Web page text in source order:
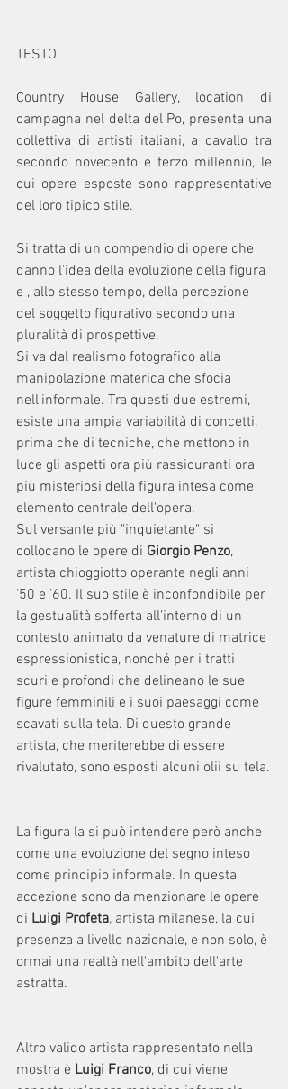
TESTO.
Country House Gallery, location di
campagna nel delta del Po, presenta una
collettiva di artisti italiani, a cavallo tra
secondo novecento e terzo millennio, le
cui opere esposte sono rappresentative
del loro tipico stile.
Si tratta di un compendio di opere che
danno l'idea della evoluzione della figura
e , allo stesso tempo, della percezione
del soggetto figurativo secondo una
pluralità di prospettive.
Si va dal realismo fotografico alla
manipolazione materica che sfocia
nell'informale. Tra questi due estremi,
esiste una ampia variabilità di concetti,
prima che di tecniche, che mettono in
luce gli aspetti ora più rassicuranti ora
più misteriosi della figura intesa come
elemento centrale dell'opera.
Sul versante più "inquietante" si
collocano le opere di Giorgio Penzo,
artista chioggiotto operante negli anni
’50 e ’60. Il suo stile è inconfondibile per
la gestualità sofferta all’interno di un
contesto animato da venature di matrice
espressionistica, nonché per i tratti
scuri e profondi che delineano le sue
figure femminili e i suoi paesaggi come
scavati sulla tela. Di questo grande
artista, che meriterebbe di essere
rivalutato, sono esposti alcuni olii su tela.
La figura la si può intendere però anche
come una evoluzione del segno inteso
come principio informale. In questa
accezione sono da menzionare le opere
di Luigi Profeta, artista milanese, la cui
presenza a livello nazionale, e non solo, è
ormai una realtà nell'ambito dell'arte
astratta.
Altro valido artista rappresentato nella
mostra è Luigi Franco, di cui viene